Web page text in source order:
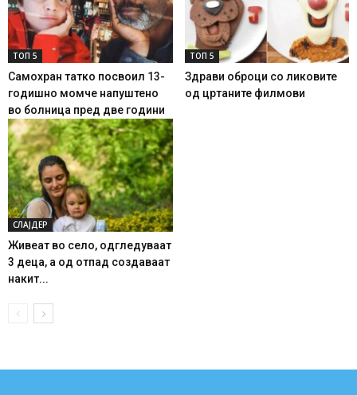
ТОП 5
Самохран татко посвоил 13-
годишно момче напуштено
во болница пред две години
ТОП 5
Здрави оброци со ликовите
од цртаните филмови
СЛАЈДЕР
Живеат во село, одгледуваат
3 деца, а од отпад создаваат
накит...